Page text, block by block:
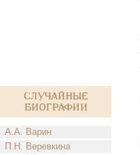
Случайные
биографии
А.А. Варин
П.Н. Веревкина